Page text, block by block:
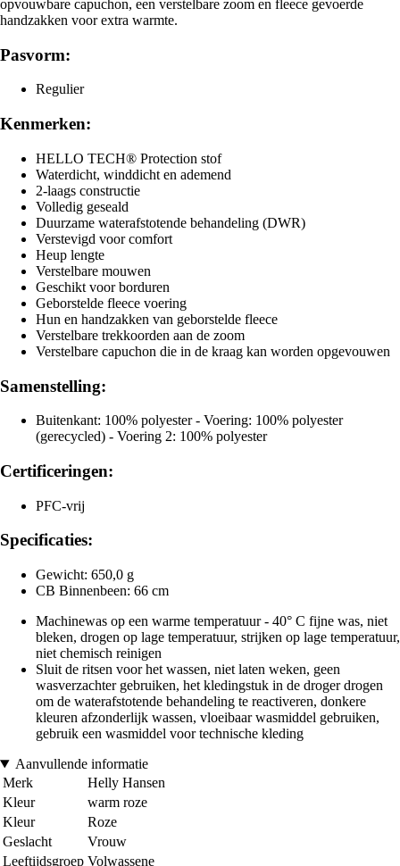
opvouwbare capuchon, een verstelbare zoom en fleece gevoerde
handzakken voor extra warmte.
Pasvorm:
Regulier
Kenmerken:
HELLO TECH® Protection stof
Waterdicht, winddicht en ademend
2-laags constructie
Volledig geseald
Duurzame waterafstotende behandeling (DWR)
Verstevigd voor comfort
Heup lengte
Verstelbare mouwen
Geschikt voor borduren
Geborstelde fleece voering
Hun en handzakken van geborstelde fleece
Verstelbare trekkoorden aan de zoom
Verstelbare capuchon die in de kraag kan worden opgevouwen
Samenstelling:
Buitenkant: 100% polyester - Voering: 100% polyester
(gerecycled) - Voering 2: 100% polyester
Certificeringen:
PFC-vrij
Specificaties:
Gewicht: 650,0 g
CB Binnenbeen: 66 cm
Machinewas op een warme temperatuur - 40° C fijne was, niet
bleken, drogen op lage temperatuur, strijken op lage temperatuur,
niet chemisch reinigen
Sluit de ritsen voor het wassen, niet laten weken, geen
wasverzachter gebruiken, het kledingstuk in de droger drogen
om de waterafstotende behandeling te reactiveren, donkere
kleuren afzonderlijk wassen, vloeibaar wasmiddel gebruiken,
gebruik een wasmiddel voor technische kleding
Aanvullende informatie
Merk
Helly Hansen
Kleur
warm roze
Kleur
Roze
Geslacht
Vrouw
Leeftijdsgroep Volwassene